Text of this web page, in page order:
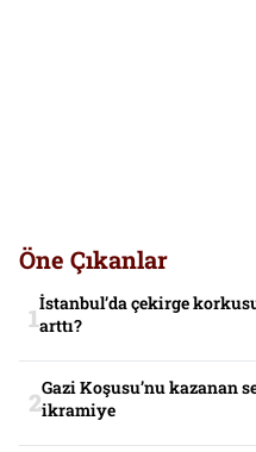
Öne Çıkanlar
İstanbul’da çekirge
arttı?
Gazi Koşusu’nu kazanan
ikramiye